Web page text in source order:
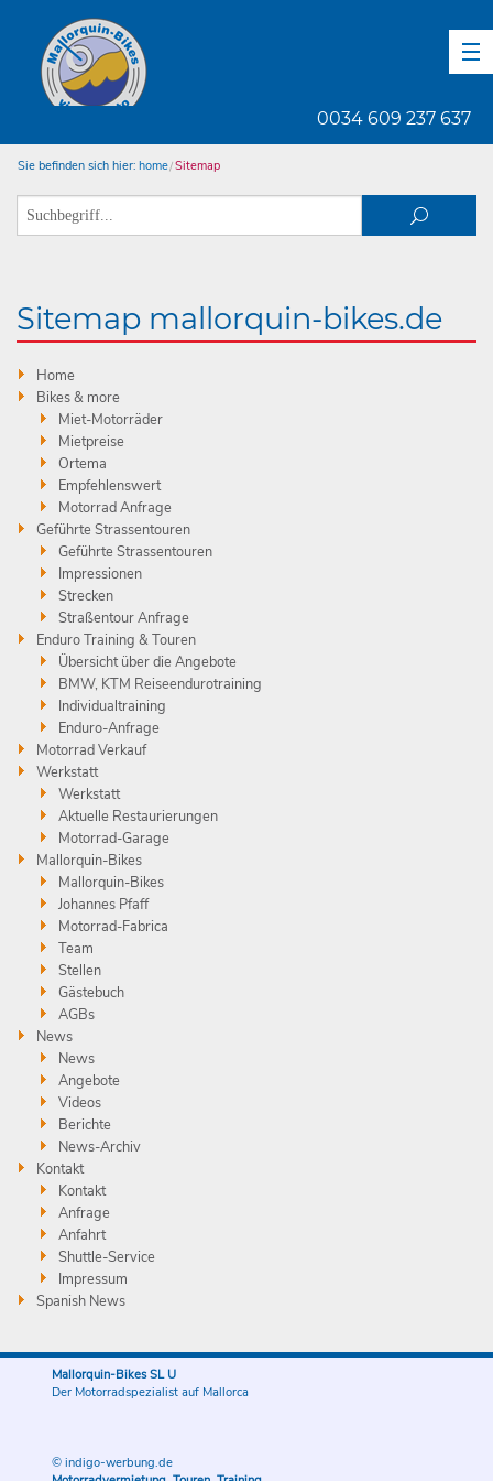
0034 609 237 637
Sie befinden sich hier: home Sitemap
Sitemap mallorquin-bikes.de
Home
Bikes & more
Miet-Motorräder
Mietpreise
Ortema
Empfehlenswert
Motorrad Anfrage
Geführte Strassentouren
Geführte Strassentouren
Impressionen
Strecken
Straßentour Anfrage
Enduro Training & Touren
Übersicht über die Angebote
BMW, KTM Reiseendurotraining
Individualtraining
Enduro-Anfrage
Motorrad Verkauf
Werkstatt
Werkstatt
Aktuelle Restaurierungen
Motorrad-Garage
Mallorquin-Bikes
Mallorquin-Bikes
Johannes Pfaff
Motorrad-Fabrica
Team
Stellen
Gästebuch
AGBs
News
News
Angebote
Videos
Berichte
News-Archiv
Kontakt
Kontakt
Anfrage
Anfahrt
Shuttle-Service
Impressum
Spanish News
Mallorquin-Bikes SL U
Der Motorradspezialist auf Mallorca
© indigo-werbung.de